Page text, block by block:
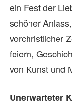
ein Fest der
schöner
vorchristlicher
feiern,
von Kunst und
Unerwarteter